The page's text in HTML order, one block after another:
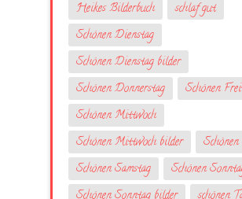
Heikes Bilderbuch
schlaf gut
Schönen Dienstag
Schönen Dienstag bilder
Schönen Donnerstag
Schönen
Schönen Mittwoch
Schönen Mittwoch bilder
Schönen Samstag
Schönen